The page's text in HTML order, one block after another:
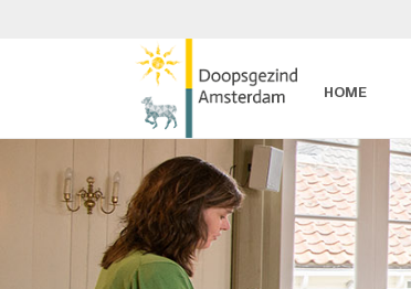
HOME